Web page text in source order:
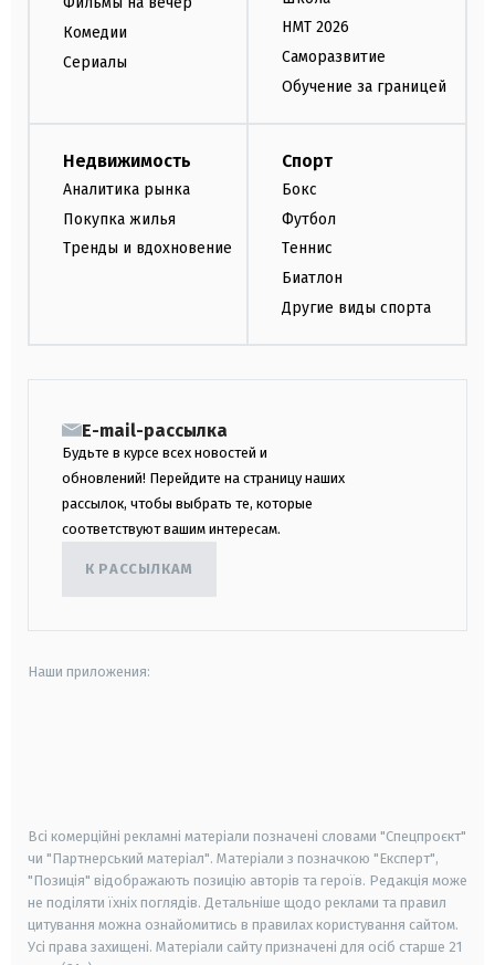
Комедии
Сериалы
НМТ 2026
Саморазвитие
Обучение за границей
Недвижимость
Аналитика рынка
Покупка жилья
Тренды и вдохновение
Спорт
Бокс
Футбол
Теннис
Биатлон
Другие виды спорта
E-mail-рассылка
Будьте в курсе всех новостей и
обновлений! Перейдите на страницу наших
рассылок, чтобы выбрать те, которые
соответствуют вашим интересам.
К РАССЫЛКАМ
Наши приложения:
Всі комерційні рекламні матеріали позначені словами "Спецпроєкт"
чи "Партнерський матеріал". Матеріали з позначкою "Експерт",
"Позиція" відображають позицію авторів та героїв. Редакція може
не поділяти їхніх поглядів. Детальніше щодо реклами та правил
цитування можна ознайомитись в правилах користування сайтом.
Усі права захищені. Матеріали сайту призначені для осіб старше 21